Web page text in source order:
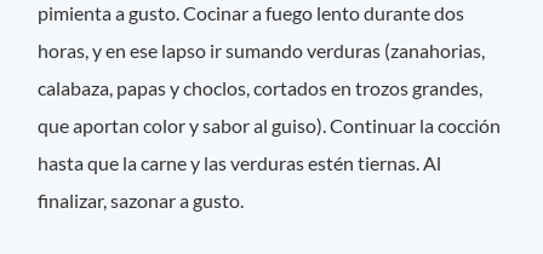
pimienta a gusto. Cocinar a fuego lento durante dos
horas, y en ese lapso ir sumando verduras (zanahorias,
calabaza, papas y choclos, cortados en trozos grandes,
que aportan color y sabor al guiso). Continuar la cocción
hasta que la carne y las verduras estén tiernas. Al
finalizar, sazonar a gusto.